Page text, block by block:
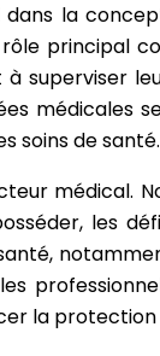
dans la
principal
superviser
médicales
soins de santé.
médical.
les
la protection